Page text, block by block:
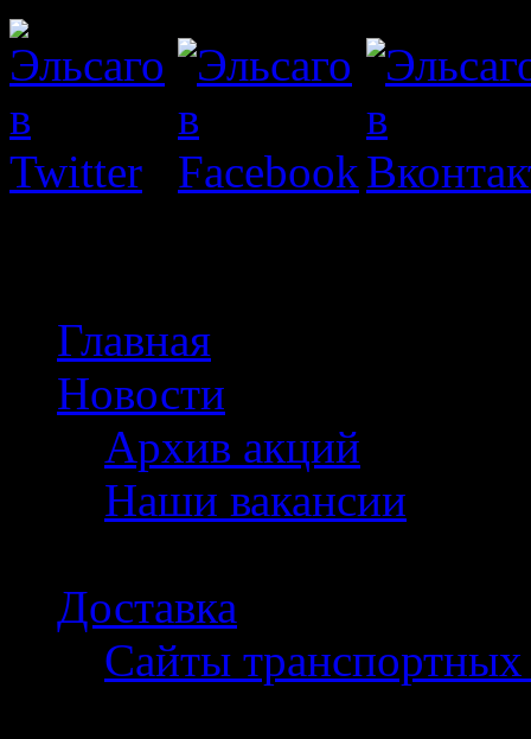
Главная
Новости
Архив акций
Наши вакансии
Доставка
Сайты